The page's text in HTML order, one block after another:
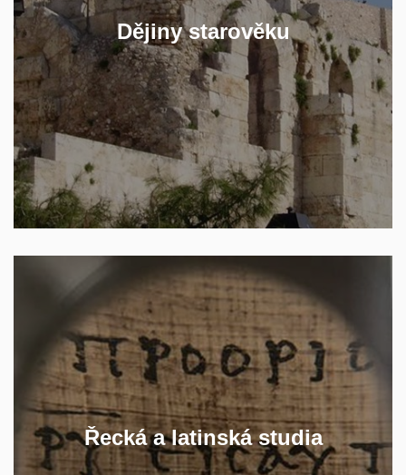
Dějiny starověku
starověkých dějin předat současné
společnosti.
ZJISTĚTE VÍCE
Řecká a latinská studia
Naučte se klasickou řečtinu a/nebo
latinu a pronikněte skrze literaturu do
myšlenkového světa antiky.
V navazujícím magisterském studiu se
pak můžete specializovat na latinu
středověku nebo na učitelství.